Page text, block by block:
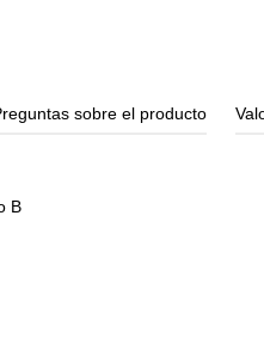
sobre el producto
B